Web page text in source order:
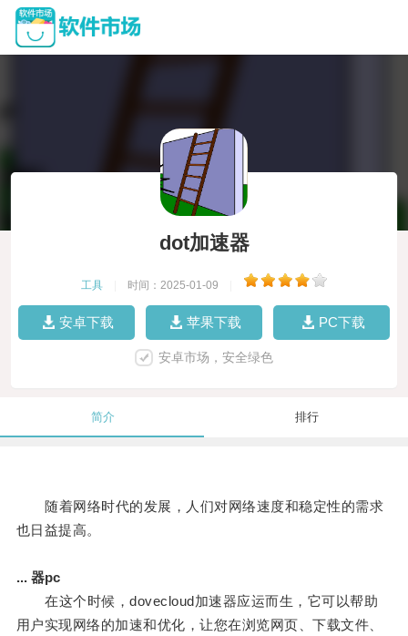
dot加速器
工具 时间：2025-01-09
安卓下载 苹果下载 PC下载
安卓市场，安全绿色
简介 排行
随着网络时代的发展，人们对网络速度和稳定性的需求
也日益提高。
... 器pc
在这个时候，dovecloud加速器应运而生，它可以帮助
用户实现网络的加速和优化，让您在浏览网页、下载文件、